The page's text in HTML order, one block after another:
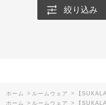
絞り込み
ホーム > ルームウェア >
【
ホーム
> ルームウェア >
【